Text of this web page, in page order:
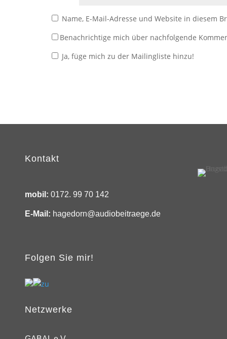
Name, E-Mail-Adresse und Website in diesem
Benachrichtige mich über nachfolgende
Ja, füge mich zu der Mailingliste hinzu!
Kontakt
mobil: 0172. 99 70 142
E-Mail: hagedorn@audiobeitraege.de
Folgen Sie mir!
Netzwerke